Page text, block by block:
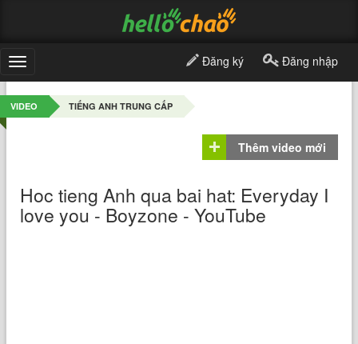
Toggle
navigation
Đăng ký Đăng nhập
VIDEO TIẾNG ANH TRUNG CẤP
Thêm video mới
Hoc tieng Anh qua bai hat: Everyday I
love you - Boyzone - YouTube